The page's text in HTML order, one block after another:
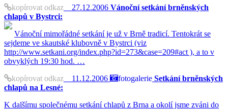
kopírovat odkaz 27.12.2006 Vánoční setkání brněnských
chlapů v Bystrci:
Vánoční mimořádné setkání je už v Brně tradicí. Tentokrát se
sejdeme ve skautské klubovně v Bystrci (viz
http://www.setkani.org/index.php?id=273&case=209#act ), a to v
obvyklých 19:30 hod. …
kopírovat odkaz 11.12.2006 fotogalerie Setkání brněnských
chlapů na Lesné:
K dalšímu společnému setkání chlapů z Brna a okolí jsme zváni do